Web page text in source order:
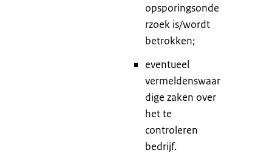
opsporingsonde
rzoek is/wordt
betrokken;
eventueel
vermeldenswaar
dige zaken over
het te
controleren
bedrijf.